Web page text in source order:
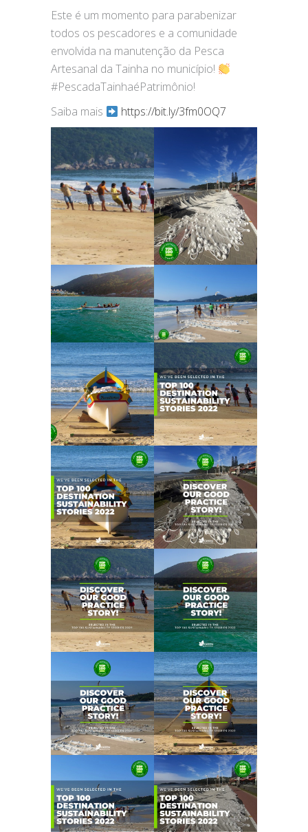
Este é um momento para parabenizar
todos os pescadores e a comunidade
envolvida na manutenção da Pesca
Artesanal da Tainha no município!
#PescadaTainhaéPatrimônio!
Saiba mais
https://bit.ly/3fm0OQ7